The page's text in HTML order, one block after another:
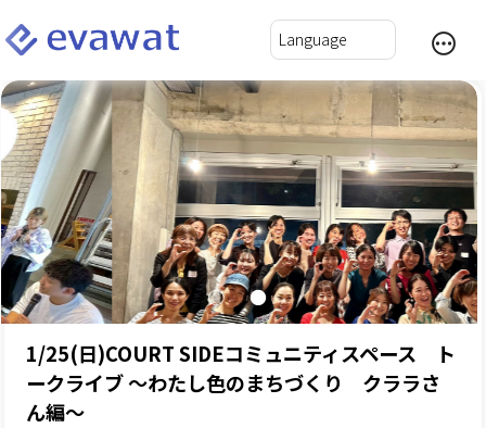
1/25(日)COURT SIDEコミュニティスペース ト
ークライブ ～わたし色のまちづくり クララさ
ん編～